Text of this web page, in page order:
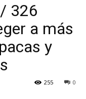
326
a más
y
0
255